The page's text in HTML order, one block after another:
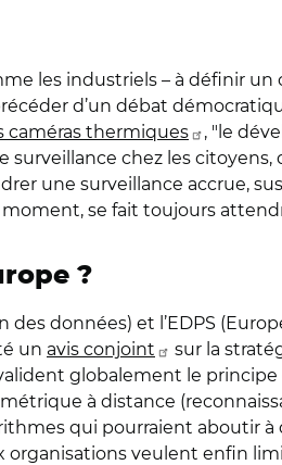
les industriels – à définir un
d’un débat
caméras thermiques
, "le
chez les citoyens,
une surveillance accrue,
se fait toujours
?
données) et l’EDPS
un avis conjoint
sur la
valident globalement le
à distance
qui pourraient aboutir à
organisations veulent enfin